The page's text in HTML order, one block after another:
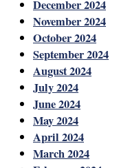
December 2024
November 2024
October 2024
September 2024
August 2024
July 2024
June 2024
May 2024
April 2024
March 2024